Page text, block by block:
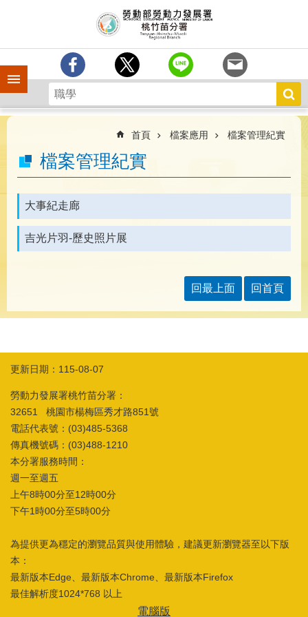
手機側欄
簡
訊
中
業
務
為
服
導
相
網
站
檔
案
應
用
網
導
覽
回
頁
English
民
意
首頁 檔案應用 檔案管理紀實
檔案管理紀實
大事紀走廊
吉光片羽-歷史照片展
回最上面 回首頁
更新日期：115-08-07
勞動力發展署桃竹苗分署：
32651 桃園市楊梅區秀才路851號
電話代表號：(03)485-5368
傳真機號碼：(03)488-1210
本分署服務時間：
週一至週五
上午8時00分至12時00分
下午1時00分至5時00分
為提供更為穩定的瀏覽品質與使用體驗，建議更新瀏覽器至以下版
本：
最新版本Edge、最新版本Chrome、最新版本Firefox
最佳解析度1024*768 以上
電腦版